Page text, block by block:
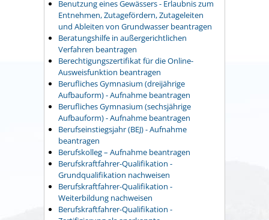
Benutzung eines Gewässers - Erlaubnis zum
Entnehmen, Zutagefördern, Zutageleiten
und Ableiten von Grundwasser beantragen
Beratungshilfe in außergerichtlichen
Verfahren beantragen
Berechtigungszertifikat für die Online-
Ausweisfunktion beantragen
Berufliches Gymnasium (dreijährige
Aufbauform) - Aufnahme beantragen
Berufliches Gymnasium (sechsjährige
Aufbauform) - Aufnahme beantragen
Berufseinstiegsjahr (BEJ) - Aufnahme
beantragen
Berufskolleg – Aufnahme beantragen
Berufskraftfahrer-Qualifikation -
Grundqualifikation nachweisen
Berufskraftfahrer-Qualifikation -
Weiterbildung nachweisen
Berufskraftfahrer-Qualifikation -